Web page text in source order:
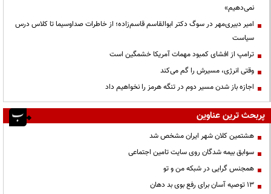
نمی‌دهیم»
امیر دبیری‌مهر در سوگ دکتر ابوالقاسم قاسم‌زاده؛ از خاطرات صداوسیما تا کلاس درس
سیاست
ترامپ از افشای کمبود مهمات آمریکا خشمگین است
وقتی انرژی، مسیرش را گم می‌کند
اجازه باز شدن مسیر دوم در تنگه هرمز را نخواهیم داد
پربحث ترین عناوین
هشتمین کلان شهر ایران مشخص شد
سوابق بیمه شدگان روی سایت تامین اجتماعی
همجنس گرایی در شبکه من و تو
13 توصیه آسان برای رفع بوی بد دهان